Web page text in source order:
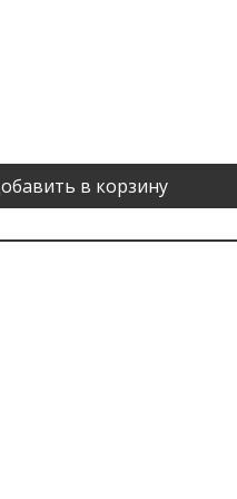
в корзину